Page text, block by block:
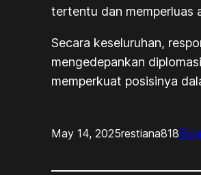
tertentu dan memperluas
Secara keseluruhan,
mengedepankan
memperkuat posisinya
May 14, 2025restiana818Blog